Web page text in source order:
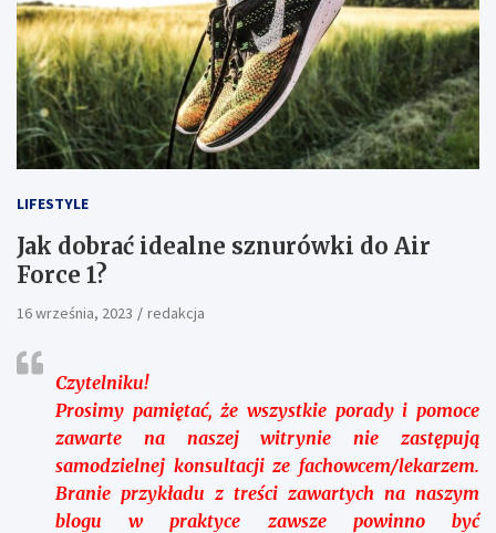
LIFESTYLE
Jak dobrać idealne sznurówki do Air
Force 1?
16 września, 2023 redakcja
Czytelniku!
Prosimy pamiętać, że wszystkie porady i pomoce
zawarte na naszej witrynie nie zastępują
samodzielnej konsultacji ze fachowcem/lekarzem.
Branie przykładu z treści zawartych na naszym
blogu w praktyce zawsze powinno być